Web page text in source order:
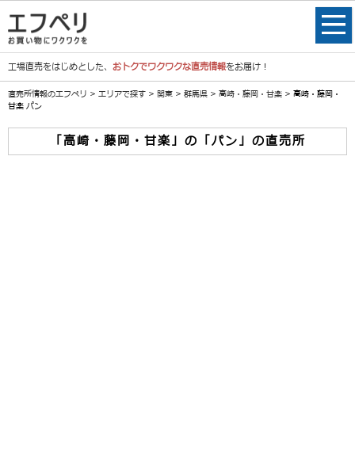
工場直売をはじめとした、 おトクでワクワクな直売情報をお届け！
直売所情報のエフペリ > エリアで探す > 関東 > 群馬県 > 高崎・藤岡・甘楽 > 高崎・藤岡・
甘楽 パン
「高崎・藤岡・甘楽」の「パン」の直売所